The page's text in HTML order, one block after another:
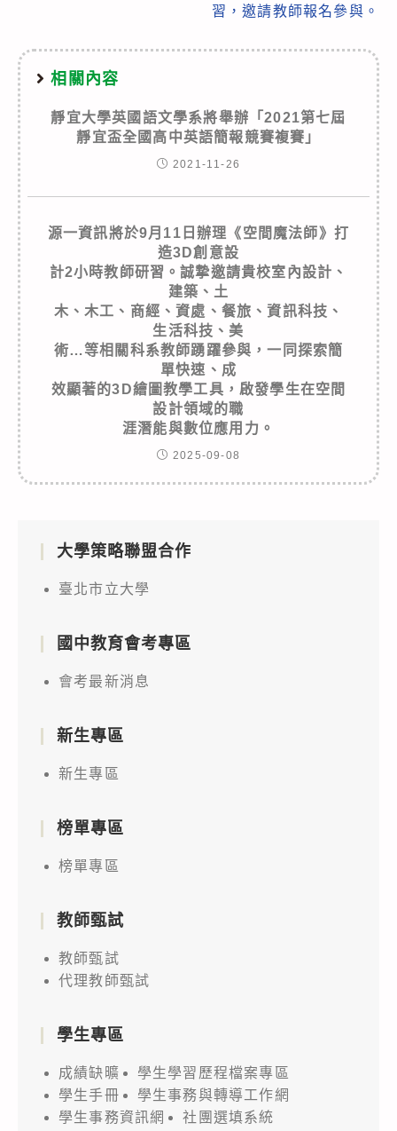
習，邀請教師報名參與。
相關內容
靜宜大學英國語文學系將舉辦「2021第七屆
靜宜盃全國高中英語簡報競賽複賽」
2021-11-26
源一資訊將於9月11日辦理《空間魔法師》打
造3D創意設
計2小時教師研習。誠摯邀請貴校室內設計、
建築、土
木、木工、商經、資處、餐旅、資訊科技、
生活科技、美
術…等相關科系教師踴躍參與，一同探索簡
單快速、成
效顯著的3D繪圖教學工具，啟發學生在空間
設計領域的職
涯潛能與數位應用力。
2025-09-08
大學策略聯盟合作
臺北市立大學
國中教育會考專區
會考最新消息
新生專區
新生專區
榜單專區
榜單專區
教師甄試
教師甄試
代理教師甄試
學生專區
成績缺曠
學生學習歷程檔案專區
學生手冊
學生事務與轉導工作網
學生事務資訊網
社團選填系統